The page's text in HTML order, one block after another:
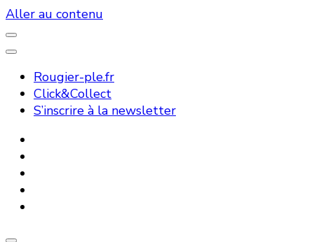
Aller au contenu
Rougier-ple.fr
Click&Collect
S’inscrire à la newsletter